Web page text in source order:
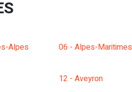
Alpes 06 - Alpes-Maritimes
12 - Aveyron